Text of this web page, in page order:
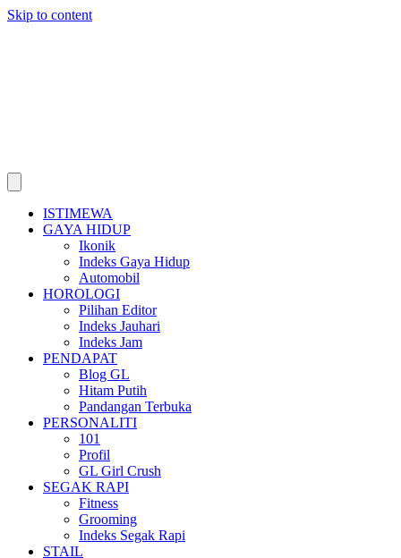
Skip to content
ISTIMEWA
GAYA HIDUP
Ikonik
Indeks Gaya Hidup
Automobil
HOROLOGI
Pilihan Editor
Indeks Jauhari
Indeks Jam
PENDAPAT
Blog GL
Hitam Putih
Pandangan Terbuka
PERSONALITI
101
Profil
GL Girl Crush
SEGAK RAPI
Fitness
Grooming
Indeks Segak Rapi
STAIL